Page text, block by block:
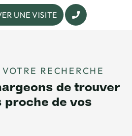
UNE VISITE
RECHERCHE
de trouver
proche de vos